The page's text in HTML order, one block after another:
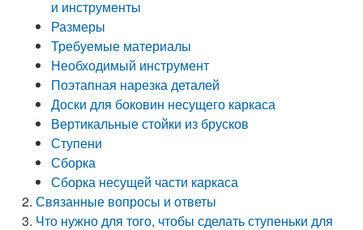
и инструменты
Размеры
Требуемые материалы
Необходимый инструмент
Поэтапная нарезка деталей
Доски для боковин несущего каркаса
Вертикальные стойки из брусков
Ступени
Сборка
Сборка несущей части каркаса
Связанные вопросы и ответы
Что нужно для того, чтобы сделать ступеньки для